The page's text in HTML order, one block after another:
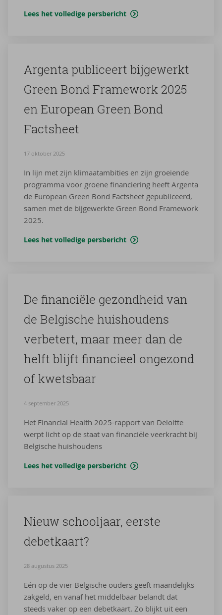
Lees het volledige persbericht
Argenta pu­bli­ceert bij­ge­werkt
Green Bond Fra­me­work 2025
en Eu­ro­pean Green Bond
Facts­heet
17 oktober 2025
In lijn met zijn klimaatambities en zijn groeiende
programma voor groene financiering heeft Argenta
de European Green Bond Factsheet gepubliceerd,
samen met de bijgewerkte Green Bond Framework
2025.
Lees het volledige persbericht
De fi­nan­ci­ë­le ge­zond­heid van
de Bel­gi­sche huis­hou­dens
ver­be­tert, maar meer dan de
helft blijft fi­nan­ci­eel on­ge­zond
of kwets­baar
4 september 2025
Het Financial Health 2025-rapport van Deloitte
werpt licht op de staat van financiële veerkracht bij
Belgische huishoudens
Lees het volledige persbericht
Nieuw school­jaar, eer­ste
de­bet­kaart?
28 augustus 2025
Eén op de vier Belgische ouders geeft maandelijks
zakgeld, en vanaf het middelbaar belandt dat
steeds vaker op een debetkaart. Zo blijkt uit een